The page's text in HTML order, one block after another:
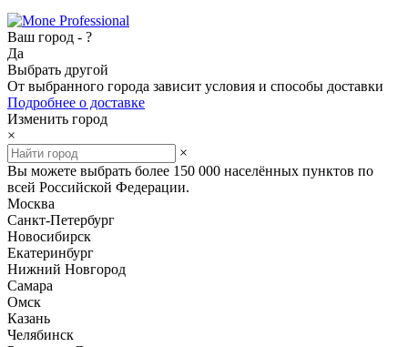
Ваш город - ?
Да
Выбрать другой
От выбранного города зависит условия и способы доставки
Подробнее о доставке
Изменить город
×
×
Вы можете выбрать более 150 000 населённых пунктов по
всей Российской Федерации.
Москва
Санкт-Петербург
Новосибирск
Екатеринбург
Нижний Новгород
Самара
Омск
Казань
Челябинск